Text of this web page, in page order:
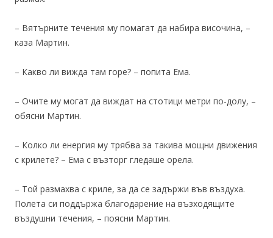
– Вятърните течения му помагат да набира височина, –
каза Мартин.
– Какво ли вижда там горе? – попита Ема.
– Очите му могат да виждат на стотици метри по-долу, –
обясни Мартин.
– Колко ли енергия му трябва за такива мощни движения
с крилете? – Ема с възторг гледаше орела.
– Той размахва с криле, за да се задържи във въздуха.
Полета си поддържа благодарение на възходящите
въздушни течения, – поясни Мартин.